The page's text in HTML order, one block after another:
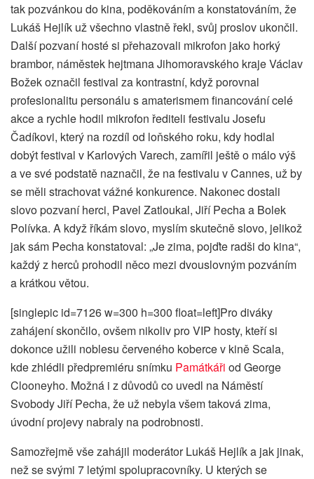
tak pozvánkou do kina, poděkováním a konstatováním, že
Lukáš Hejlík už všechno vlastně řekl, svůj proslov ukončil.
Další pozvaní hosté si přehazovali mikrofon jako horký
brambor, náměstek hejtmana Jihomoravského kraje Václav
Božek označil festival za kontrastní, když porovnal
profesionalitu personálu s amaterismem financování celé
akce a rychle hodil mikrofon řediteli festivalu Josefu
Čadíkovi, který na rozdíl od loňského roku, kdy hodlal
dobýt festival v Karlových Varech, zamířil ještě o málo výš
a ve své podstatě naznačil, že na festivalu v Cannes, už by
se měli strachovat vážné konkurence. Nakonec dostali
slovo pozvaní herci, Pavel Zatloukal, Jiří Pecha a Bolek
Polívka. A když říkám slovo, myslím skutečně slovo, jelikož
jak sám Pecha konstatoval: „Je zima, pojďte radši do kina“,
každý z herců prohodil něco mezi dvouslovným pozváním
a krátkou větou.
[singlepic id=7126 w=300 h=300 float=left]Pro diváky
zahájení skončilo, ovšem nikoliv pro VIP hosty, kteří si
dokonce užili noblesu červeného koberce v kině Scala,
kde zhlédli předpremiéru snímku Památkáři od George
Clooneyho. Možná i z důvodů co uvedl na Náměstí
Svobody Jiří Pecha, že už nebyla všem taková zima,
úvodní projevy nabraly na podrobnosti.
Samozřejmě vše zahájil moderátor Lukáš Hejlík a jak jinak,
než se svými 7 letými spolupracovníky. U kterých se